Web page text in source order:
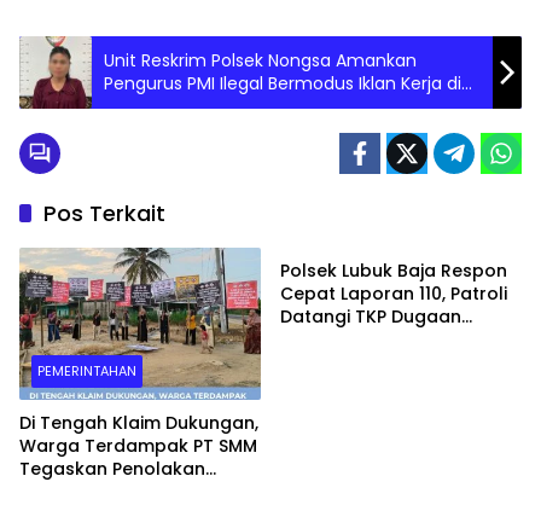
Unit Reskrim Polsek Nongsa Amankan
Pengurus PMI Ilegal Bermodus Iklan Kerja di
Negara Singapura dengan Gaji Besar melalui
Pos Terkait
PEMERINTAHAN
Di Tengah Klaim Dukungan,
Warga Terdampak PT SMM
Tegaskan Penolakan
Polsek Lubuk Baja Respon
Cepat Laporan 110, Patroli
Datangi TKP Dugaan
PEMERINTAHAN